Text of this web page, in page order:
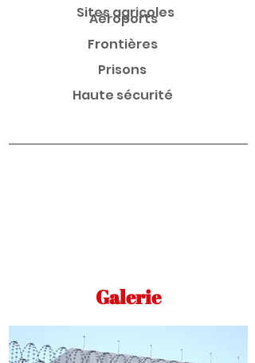
Sites agricoles
Aéroports
Frontières
Prisons
Haute sécurité
Galerie